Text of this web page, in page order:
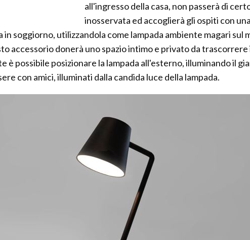
all'ingresso della casa, non passerà di
inosservata ed accoglierà gli ospiti con
soggiorno, utilizzandola come lampada ambiente magari sul
accessorio donerà uno spazio intimo e privato da
è possibile posizionare la lampada all'esterno, illuminando il
con amici, illuminati dalla candida luce della lampada.